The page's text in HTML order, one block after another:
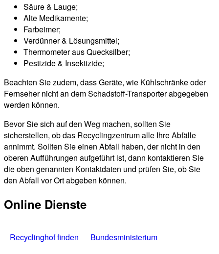
Säure & Lauge;
Alte Medikamente;
Farbeimer;
Verdünner & Lösungsmittel;
Thermometer aus Quecksilber;
Pestizide & Insektizide;
Beachten Sie zudem, dass Geräte, wie Kühlschränke oder
Fernseher nicht an dem Schadstoff-Transporter abgegeben
werden können.
Bevor Sie sich auf den Weg machen, sollten Sie
sicherstellen, ob das Recyclingzentrum alle Ihre Abfälle
annimmt. Sollten Sie einen Abfall haben, der nicht in den
oberen Aufführungen aufgeführt ist, dann kontaktieren Sie
die oben genannten Kontaktdaten und prüfen Sie, ob Sie
den Abfall vor Ort abgeben können.
Online Dienste
Recyclinghof finden Bundesministerium